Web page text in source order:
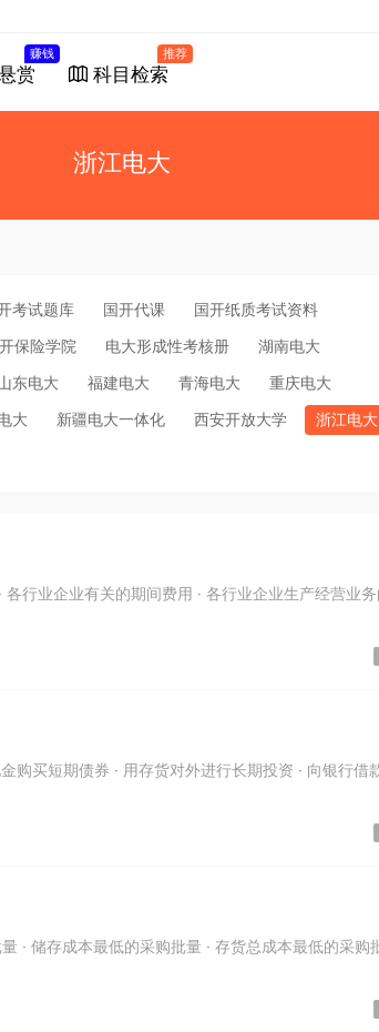
赏
赚钱
科目检索
推荐
浙江电大
考试题库 国开代课
国开纸质考试资料
保险学院 电大形成性考核册
湖南电大
东电大 福建电大 青海电大
重庆电大
大 新疆电大一体化 西安开放大学
浙江电大